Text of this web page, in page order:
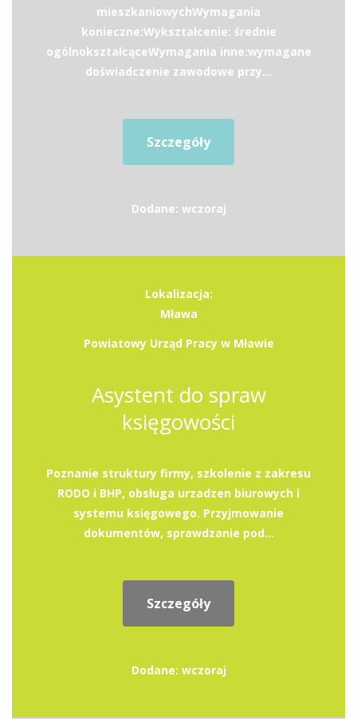
mieszkaniowychWymagania
konieczne:Wykształcenie: średnie
ogólnokształcąceWymagania inne:wymagane
doświadczenie zawodowe przy...
Szczegóły
Dodane: wczoraj
Lokalizacja:
Mława
Powiatowy Urząd Pracy w Mławie
Asystent do spraw
księgowości
Poznanie struktury firmy, szkolenie z zakresu
RODO i BHP, obsługa urzadzen biurowych i
systemu księgowego. Przyjmowanie
dokumentów, sprawdzanie pod...
Szczegóły
Dodane: wczoraj